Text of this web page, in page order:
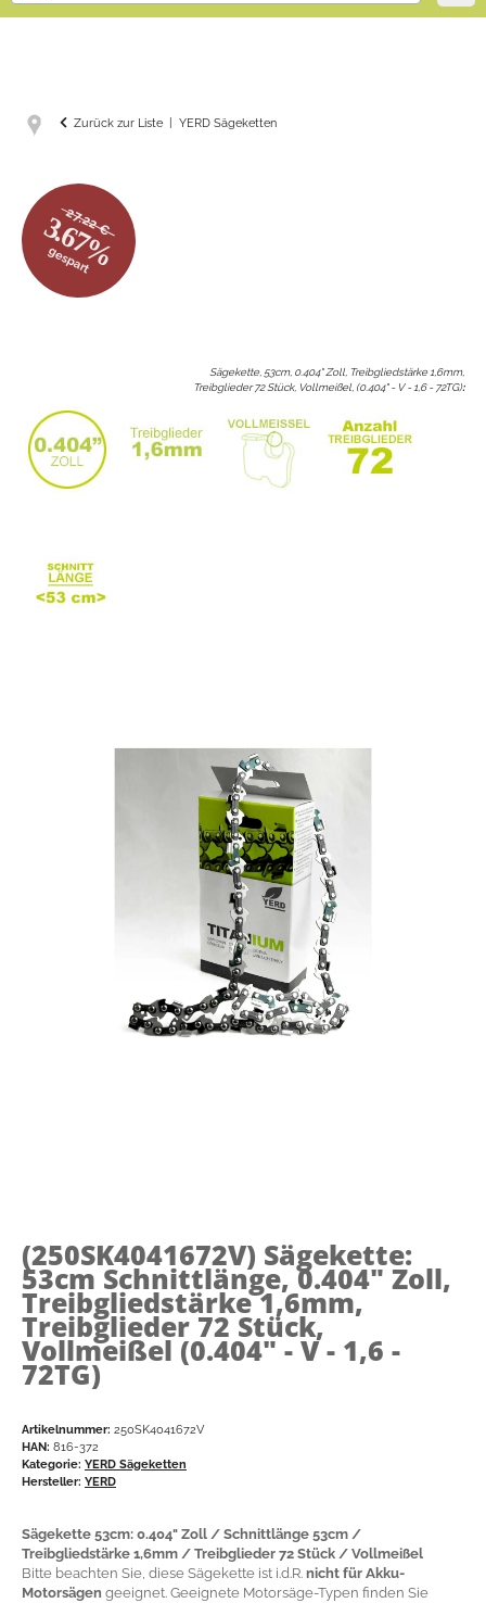
Zurück zur Liste YERD Sägeketten
27.22 €
3.67%
gespart
Sägekette, 53cm, 0.404" Zoll, Treibgliedstärke 1,6mm,
Treibglieder 72 Stück, Vollmeißel, (0.404" - V - 1,6 - 72TG):
(250SK4041672V) Sägekette:
53cm Schnittlänge, 0.404" Zoll,
Treibgliedstärke 1,6mm,
Treibglieder 72 Stück,
Vollmeißel (0.404" - V - 1,6 -
72TG)
Artikelnummer: 250SK4041672V
HAN: 816-372
Kategorie: YERD Sägeketten
Hersteller: YERD
Sägekette 53cm: 0.404" Zoll / Schnittlänge 53cm /
Treibgliedstärke 1,6mm / Treibglieder 72 Stück / Vollmeißel
Bitte beachten Sie, diese Sägekette ist i.d.R. nicht für Akku-
Motorsägen geeignet. Geeignete Motorsäge-Typen finden Sie